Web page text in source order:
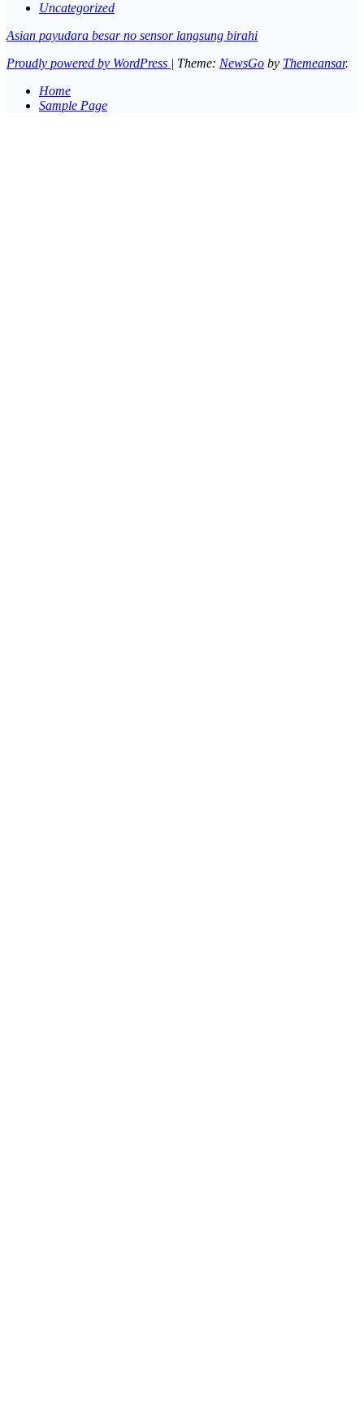
Uncategorized
Asian payudara besar no sensor langsung birahi
Proudly powered by WordPress | Theme: NewsGo by Themeansar.
Home
Sample Page